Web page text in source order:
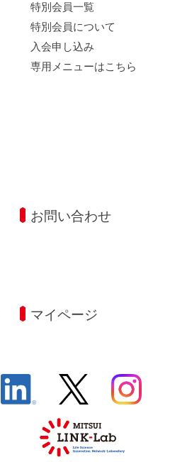
特別会員一覧
特別会員について
入会申し込み
専用メニューはこちら
お問い合わせ
マイページ